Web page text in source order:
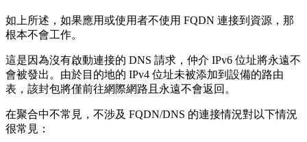
如上所述，如果應用或使用者不使用 FQDN 連接到資源，那
根本不會工作。
這是因為沒有啟動連接的 DNS 請求，仲介 IPv6 位址將永遠不
會被發出。由於目的地的 IPv4 位址未被添加到設備的路由
表，該封包將僅前往網際網路且永遠不會返回。
在聚合中不常見，不涉及 FQDN/DNS 的連接情況對以下情況
很常見：